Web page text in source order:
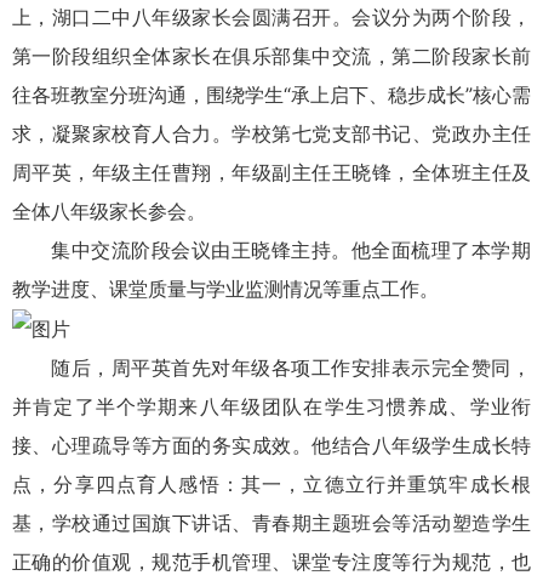
上，湖口二中八年级家长会圆满召开。会议分为两个阶段，
第一阶段组织全体家长在俱乐部集中交流，第二阶段家长前
往各班教室分班沟通，围绕学生“承上启下、稳步成长”核心需
求，凝聚家校育人合力。学校第七党支部书记、党政办主任
周平英，年级主任曹翔，年级副主任王晓锋，全体班主任及
全体八年级家长参会。
集中交流阶段会议由王晓锋主持。他全面梳理了本学期
教学进度、课堂质量与学业监测情况等重点工作。
随后，周平英首先对年级各项工作安排表示完全赞同，
并肯定了半个学期来八年级团队在学生习惯养成、学业衔
接、心理疏导等方面的务实成效。他结合八年级学生成长特
点，分享四点育人感悟：其一，立德立行并重筑牢成长根
基，学校通过国旗下讲话、青春期主题班会等活动塑造学生
正确的价值观，规范手机管理、课堂专注度等行为规范，也